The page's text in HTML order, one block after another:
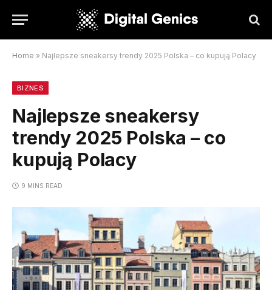
Home » Najlepsze sneakersy trendy 2025 Polska – co kupują Polacy
BIZNES
Najlepsze sneakersy
trendy 2025 Polska – co
kupują Polacy
9 MINS READ